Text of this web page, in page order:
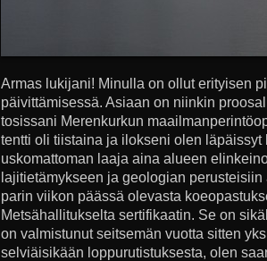
Armas lukijani! Minulla on ollut erityisen
päivittämisessä. Asiaan on niinkin
tosissani Merenkurkun
tentti oli tiistaina ja ilokseni olen läpäissyt
uskomattoman laaja aina alueen
lajitietämykseen ja geologian
parin viikon päässä olevasta
Metsähallitukselta sertifikaatin. Se on
on valmistunut seitsemän vuotta sitten
selviäisikään loppurutistuksesta, olen